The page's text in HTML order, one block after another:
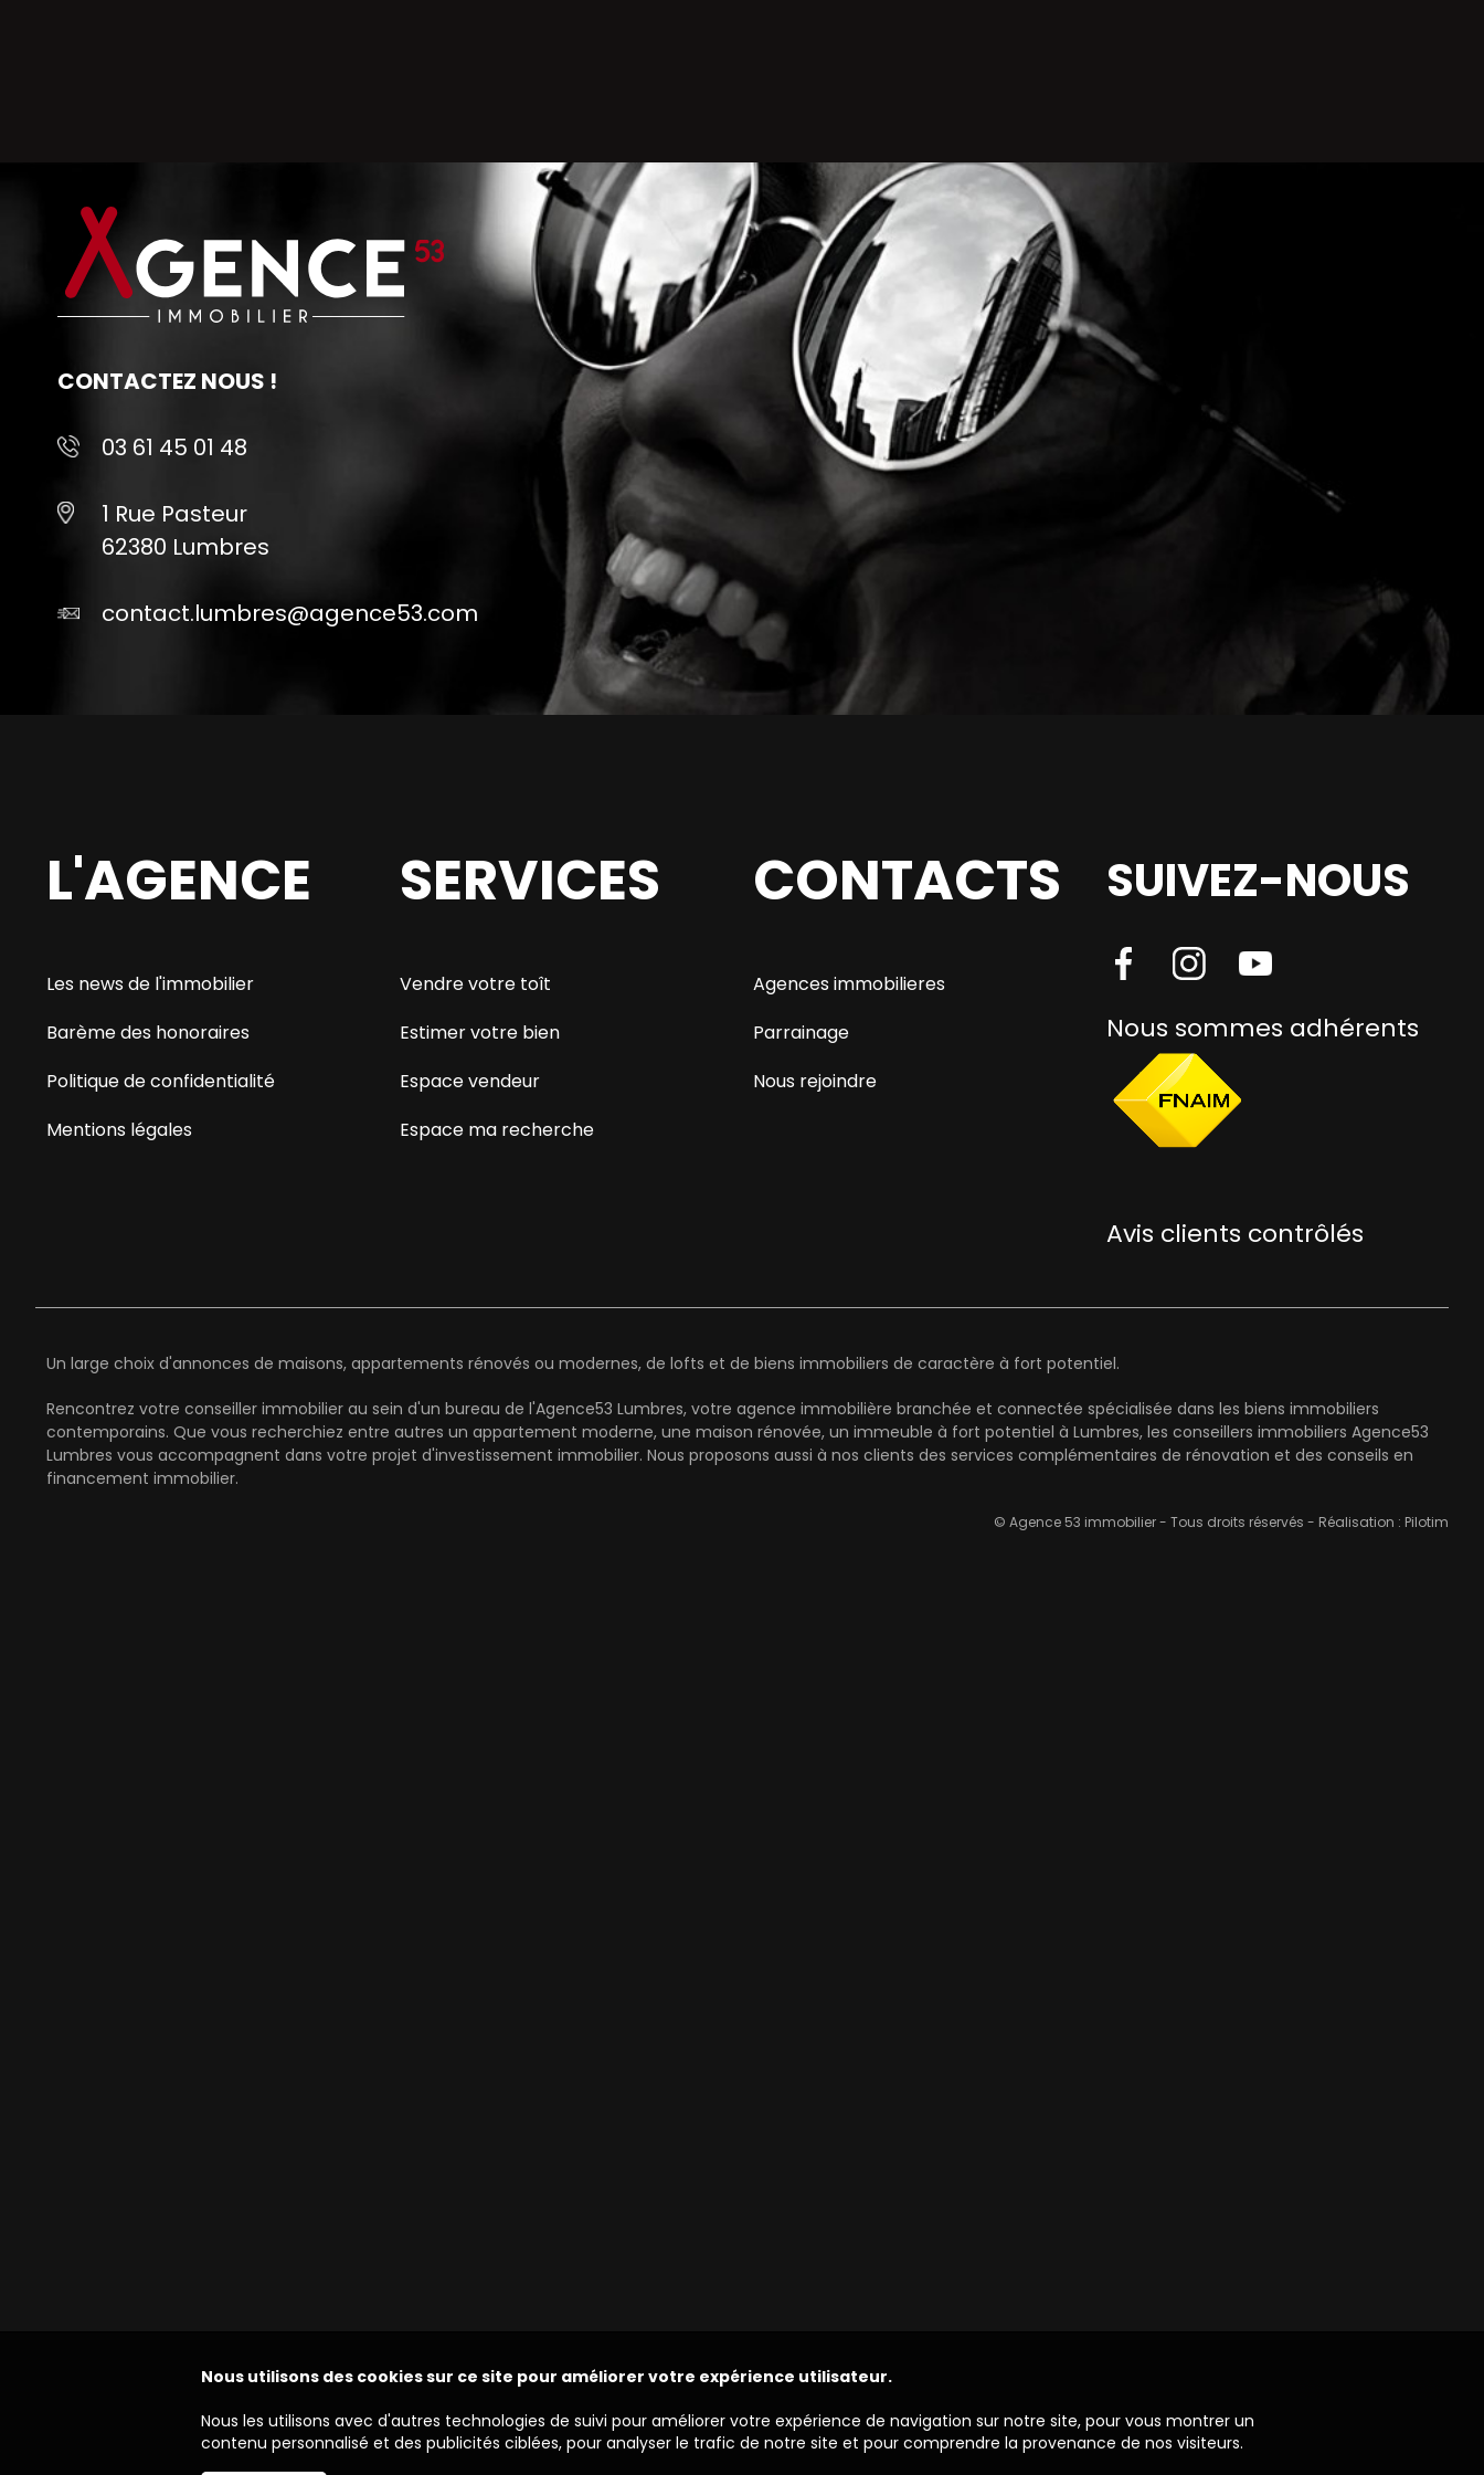
CONTACTEZ NOUS !
03 61 45 01 48
1 Rue Pasteur
62380 Lumbres
contact.lumbres@agence53.com
L'AGENCE
Les news de l'immobilier
Barème des honoraires
Politique de confidentialité
Mentions légales
SERVICES
Vendre votre toît
Estimer votre bien
Espace vendeur
Espace ma recherche
CONTACTS
Agences immobilieres
Parrainage
Nous rejoindre
SUIVEZ-NOUS
Nous sommes adhérents
Avis clients contrôlés
Un large choix d'annonces de maisons, appartements rénovés ou modernes, de lofts et de biens immobiliers de caractère à fort potentiel.
Rencontrez votre conseiller immobilier au sein d'un bureau de l'Agence53 Lumbres, votre agence immobilière branchée et connectée spécialisée dans les biens immobiliers
contemporains. Que vous recherchiez entre autres un appartement moderne, une maison rénovée, un immeuble à fort potentiel à Lumbres, les conseillers immobiliers Agence53
Lumbres vous accompagnent dans votre projet d'investissement immobilier. Nous proposons aussi à nos clients des services complémentaires de rénovation et des conseils en
financement immobilier.
© Agence 53 immobilier - Tous droits réservés - Réalisation : Pilotim
Nous utilisons des cookies sur ce site pour améliorer votre expérience utilisateur.
Nous les utilisons avec d'autres technologies de suivi pour améliorer votre expérience de navigation sur notre site, pour vous montrer un
contenu personnalisé et des publicités ciblées, pour analyser le trafic de notre site et pour comprendre la provenance de nos visiteurs.